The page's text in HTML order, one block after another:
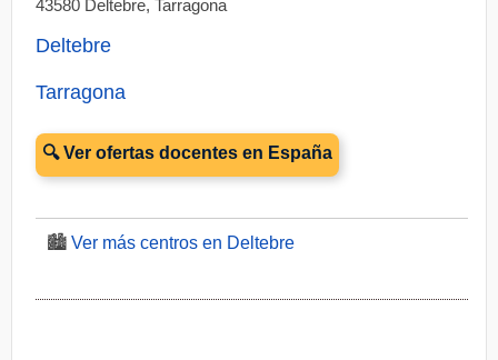
43580 Deltebre, Tarragona
Deltebre
Tarragona
🔍 Ver ofertas docentes en España
🏙️Ver más centros en Deltebre